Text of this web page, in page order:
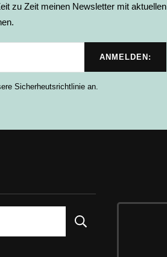
zu Zeit meinen Newsletter mit aktuellen
Sicherheutsrichtlinie an.